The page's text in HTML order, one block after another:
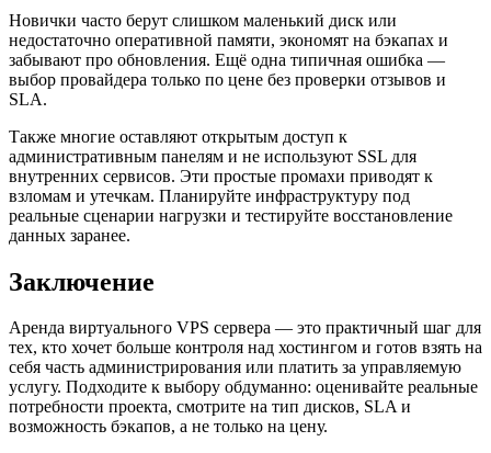
Новички часто берут слишком маленький диск или
недостаточно оперативной памяти, экономят на бэкапах и
забывают про обновления. Ещё одна типичная ошибка —
выбор провайдера только по цене без проверки отзывов и
SLA.
Также многие оставляют открытым доступ к
административным панелям и не используют SSL для
внутренних сервисов. Эти простые промахи приводят к
взломам и утечкам. Планируйте инфраструктуру под
реальные сценарии нагрузки и тестируйте восстановление
данных заранее.
Заключение
Аренда виртуального VPS сервера — это практичный шаг для
тех, кто хочет больше контроля над хостингом и готов взять на
себя часть администрирования или платить за управляемую
услугу. Подходите к выбору обдуманно: оценивайте реальные
потребности проекта, смотрите на тип дисков, SLA и
возможность бэкапов, а не только на цену.